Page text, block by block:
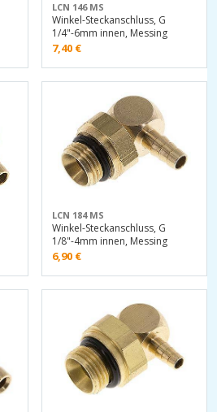
LCN 146 MS
Winkel-Steckanschluss, G
1/4"-6mm innen, Messing
7,40 €
LCN 184 MS
Winkel-Steckanschluss, G
1/8"-4mm innen, Messing
6,90 €